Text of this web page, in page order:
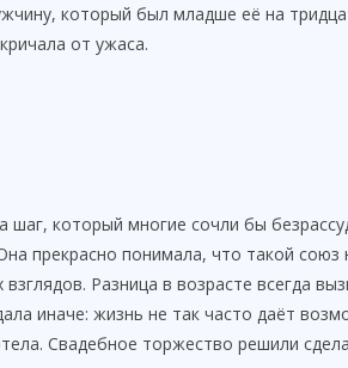
i
o
который был младше её на
от ужаса.
шаг, который многие сочли бы
прекрасно понимала, что такой союз
Разница в возрасте всегда
иначе: жизнь не так часто даёт
Свадебное торжество решили